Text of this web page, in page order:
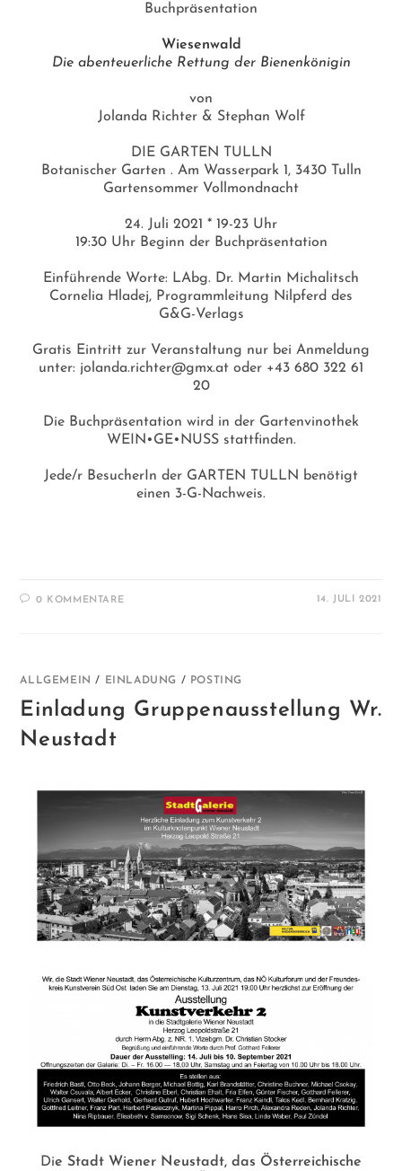
Buchpräsentation
Wiesenwald
Die abenteuerliche Rettung der Bienenkönigin
von
Jolanda Richter & Stephan Wolf
DIE GARTEN TULLN
Botanischer Garten . Am Wasserpark 1, 3430 Tulln
Gartensommer Vollmondnacht
24. Juli 2021 * 19-23 Uhr
19:30 Uhr Beginn der Buchpräsentation
Einführende Worte: LAbg. Dr. Martin Michalitsch
Cornelia Hladej, Programmleitung Nilpferd des
G&G-Verlags
Gratis Eintritt zur Veranstaltung nur bei Anmeldung
unter: jolanda.richter@gmx.at oder +43 680 322 61
20
Die Buchpräsentation wird in der Gartenvinothek
WEIN•GE•NUSS stattfinden.
Jede/r BesucherIn der GARTEN TULLN benötigt
einen 3-G-Nachweis.
0 KOMMENTARE 14. JULI 2021
ALLGEMEIN / EINLADUNG / POSTING
Einladung Gruppenausstellung Wr.
Neustadt
Die Stadt Wiener Neustadt, das Österreichische